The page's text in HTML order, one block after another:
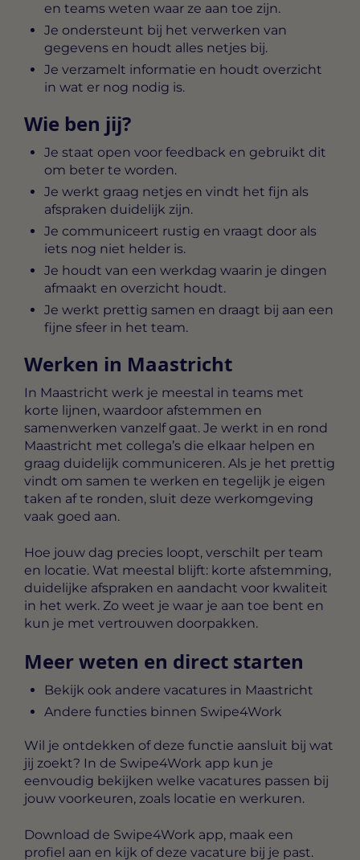
en teams weten waar ze aan toe zijn.
Je ondersteunt bij het verwerken van
gegevens en houdt alles netjes bij.
Je verzamelt informatie en houdt overzicht
in wat er nog nodig is.
Wie ben jij?
Je staat open voor feedback en gebruikt dit
om beter te worden.
Je werkt graag netjes en vindt het fijn als
afspraken duidelijk zijn.
Je communiceert rustig en vraagt door als
iets nog niet helder is.
Je houdt van een werkdag waarin je dingen
afmaakt en overzicht houdt.
Je werkt prettig samen en draagt bij aan een
fijne sfeer in het team.
Werken in Maastricht
In Maastricht werk je meestal in teams met
korte lijnen, waardoor afstemmen en
samenwerken vanzelf gaat. Je werkt in en rond
Maastricht met collega’s die elkaar helpen en
graag duidelijk communiceren. Als je het prettig
vindt om samen te werken en tegelijk je eigen
taken af te ronden, sluit deze werkomgeving
vaak goed aan.
Hoe jouw dag precies loopt, verschilt per team
en locatie. Wat meestal blijft: korte afstemming,
duidelijke afspraken en aandacht voor kwaliteit
in het werk. Zo weet je waar je aan toe bent en
kun je met vertrouwen doorpakken.
Meer weten en direct starten
Bekijk ook andere vacatures in Maastricht
Andere functies binnen Swipe4Work
Wil je ontdekken of deze functie aansluit bij wat
jij zoekt? In de Swipe4Work app kun je
eenvoudig bekijken welke vacatures passen bij
jouw voorkeuren, zoals locatie en werkuren.
Download de Swipe4Work app, maak een
profiel aan en kijk of deze vacature bij je past.